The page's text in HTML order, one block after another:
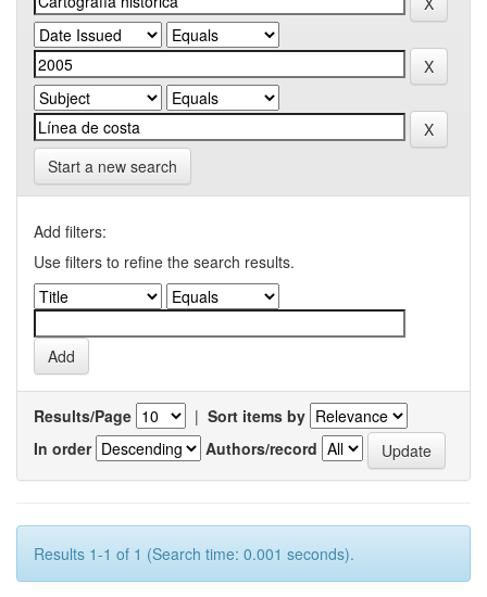
Start a new search
Add filters:
Use filters to refine the search results.
Results/Page | Sort items by
In order
Authors/record
Results 1-1 of 1 (Search time: 0.001 seconds).